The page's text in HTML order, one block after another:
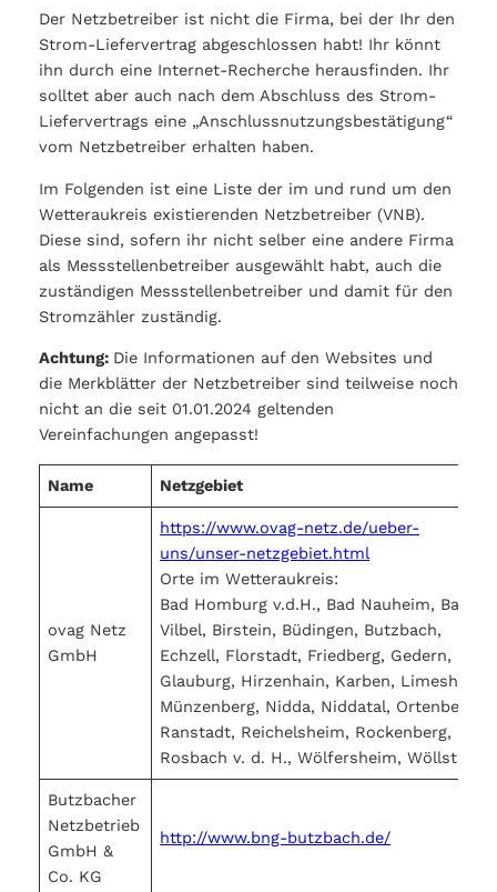
Der Netzbetreiber ist nicht die Firma, bei der Ihr den
Strom-Liefervertrag abgeschlossen habt! Ihr könnt
ihn durch eine Internet-Recherche herausfinden. Ihr
solltet aber auch nach dem Abschluss des Strom-
Liefervertrags eine „Anschlussnutzungsbestätigung“
vom Netzbetreiber erhalten haben.
Im Folgenden ist eine Liste der im und rund um den
Wetteraukreis existierenden Netzbetreiber (VNB).
Diese sind, sofern ihr nicht selber eine andere Firma
als Messstellenbetreiber ausgewählt habt, auch die
zuständigen Messstellenbetreiber und damit für den
Stromzähler zuständig.
Achtung: Die Informationen auf den Websites und
die Merkblätter der Netzbetreiber sind teilweise noch
nicht an die seit 01.01.2024 geltenden
Vereinfachungen angepasst!
Name Netzgebiet
ovag Netz
GmbH
https://www.ovag-netz.de/ueber-
uns/unser-netzgebiet.html
Orte im Wetteraukreis:
Bad Homburg v.d.H., Bad Nauheim, Bad
Vilbel, Birstein, Büdingen, Butzbach,
Echzell, Florstadt, Friedberg, Gedern,
Glauburg, Hirzenhain, Karben, Limeshain,
Münzenberg, Nidda, Niddatal, Ortenberg,
Ranstadt, Reichelsheim, Rockenberg,
Rosbach v. d. H., Wölfersheim, Wöllstadt
Butzbacher
Netzbetrieb
GmbH &
Co. KG
http://www.bng-butzbach.de/